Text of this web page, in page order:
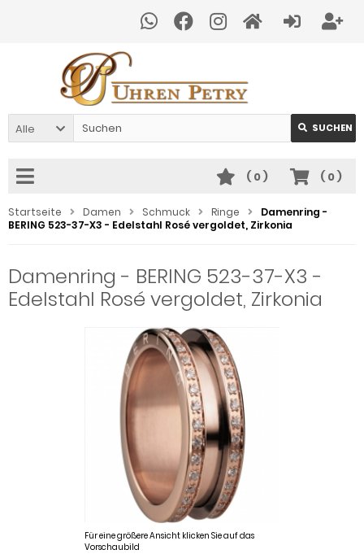
Alle SUCHEN
( 0)
( 0)
Startseite Damen Schmuck Ringe
Damenring -
BERING 523-37-X3 - Edelstahl Rosé vergoldet, Zirkonia
Damenring - BERING 523-37-X3 -
Edelstahl Rosé vergoldet, Zirkonia
Für eine größere Ansicht klicken Sie auf das
Vorschaubild